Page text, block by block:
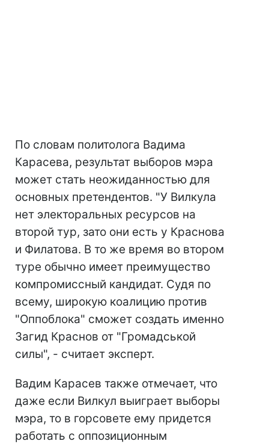
По словам политолога Вадима
Карасева, результат выборов мэра
может стать неожиданностью для
основных претендентов. "У Вилкула
нет электоральных ресурсов на
второй тур, зато они есть у Краснова
и Филатова. В то же время во втором
туре обычно имеет преимущество
компромиссный кандидат. Судя по
всему, широкую коалицию против
"Оппоблока" сможет создать именно
Загид Краснов от "Громадськой
силы", - считает эксперт.
Вадим Карасев также отмечает, что
даже если Вилкул выиграет выборы
мэра, то в горсовете ему придется
работать с оппозиционным